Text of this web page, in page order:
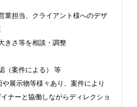
業担当、クライアント様へのデザ
きさ等を相談・調整
（案件による） 等
ナーと協働しながらディレクショ